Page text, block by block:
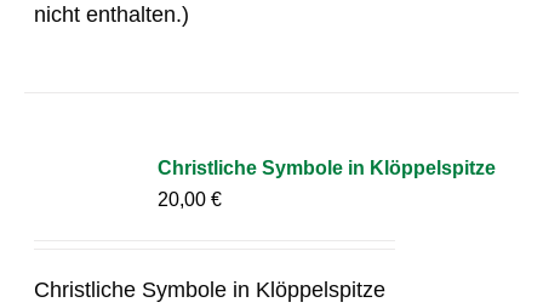
nicht enthalten.)
Christliche Symbole in Klöppelspitze
20,00€
Christliche Symbole in Klöppelspitze